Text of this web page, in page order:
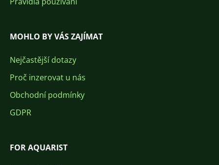
MOHLO BY VÁS ZAJÍMAT
Nejčastější dotazy
Proč inzerovat u nás
Obchodní podmínky
GDPR
FOR AQUARIST